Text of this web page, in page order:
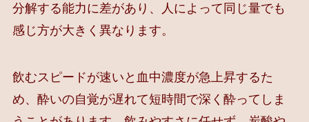
分解する能力に差があり、人によって同じ量でも
感じ方が大きく異なります。
飲むスピードが速いと血中濃度が急上昇するた
め、酔いの自覚が遅れて短時間で深く酔ってしま